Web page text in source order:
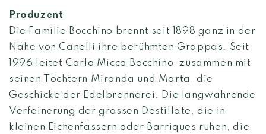
Produzent
Die Familie Bocchino brennt seit 1898 ganz in der
Nähe von Canelli ihre berühmten Grappas. Seit
1996 leitet Carlo Micca Bocchino, zusammen mit
seinen Töchtern Miranda und Marta, die
Geschicke der Edelbrennerei. Die langwährende
Verfeinerung der grossen Destillate, die in
kleinen Eichenfässern oder Barriques ruhen, die